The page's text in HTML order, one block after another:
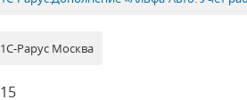
1С-Рарус Москва
15